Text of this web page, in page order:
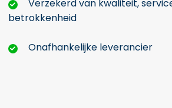
Verzekerd van kwaliteit,
betrokkenheid
Onafhankelijke leverancier